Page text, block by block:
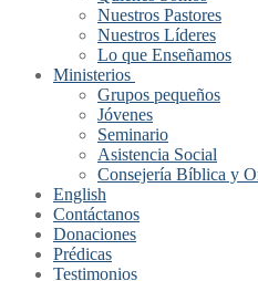
Nuestros Pastores
Nuestros Líderes
Lo que Enseñamos
Ministerios
Grupos pequeños
Jóvenes
Seminario
Asistencia Social
Consejería Bíblica y
English
Contáctanos
Donaciones
Prédicas
Testimonios